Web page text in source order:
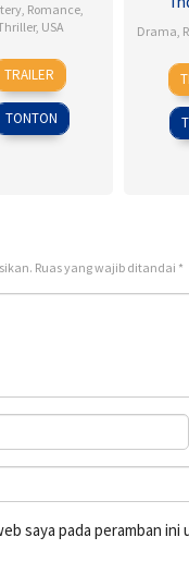
, Romance,
, USA
8
Nov
1945
Alfred
Hitchcock
TRAILER
TONTON
Drama
Ruas yang wajib ditandai *
saya pada peramban